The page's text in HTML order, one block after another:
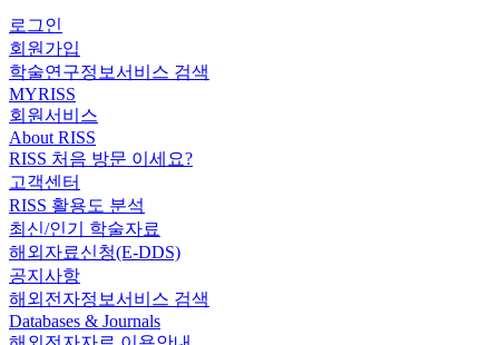
로그인
회원가입
학술연구정보서비스 검색
MYRISS
회원서비스
About RISS
RISS 처음 방문 이세요?
고객센터
RISS 활용도 분석
최신/인기 학술자료
해외자료신청(E-DDS)
공지사항
해외전자정보서비스 검색
Databases & Journals